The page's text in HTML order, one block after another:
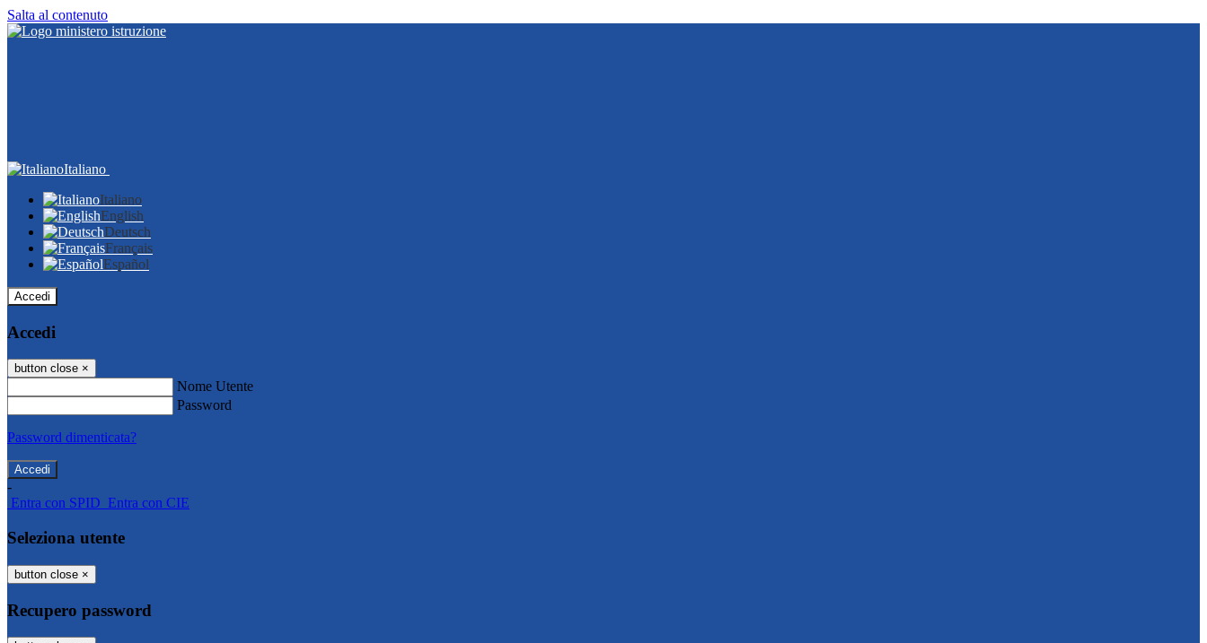
Salta al contenuto
Italiano
Italiano
English
Deutsch
Français
Español
Accedi
Accedi
button close ×
Nome Utente
Password
Password dimenticata?
-
Entra con SPID Entra con CIE
Seleziona utente
button close ×
Recupero password